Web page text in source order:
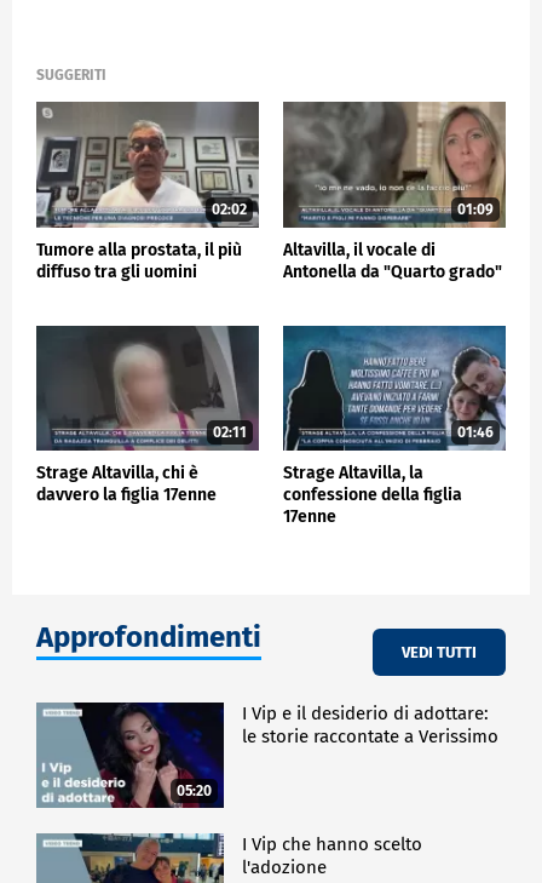
SUGGERITI
02:02
Tumore alla prostata, il più
diffuso tra gli uomini
01:09
Altavilla, il vocale di
Antonella da "Quarto grado"
02:11
Strage Altavilla, chi è
davvero la figlia 17enne
01:46
Strage Altavilla, la
confessione della figlia
17enne
Approfondimenti VEDI TUTTI
05:20
I Vip e il desiderio di adottare:
le storie raccontate a Verissimo
I Vip che hanno scelto
l'adozione